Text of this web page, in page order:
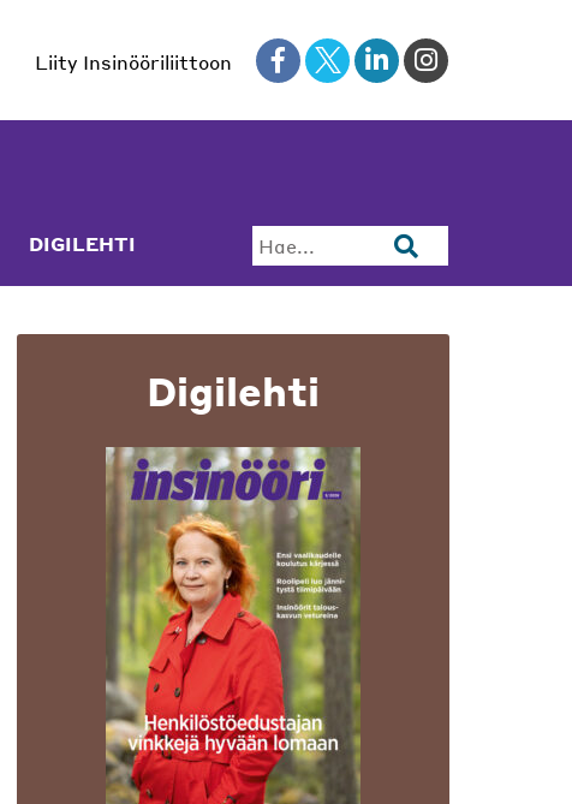
Liity Insinööriliittoon
DIGILEHTI Hae...
Digilehti